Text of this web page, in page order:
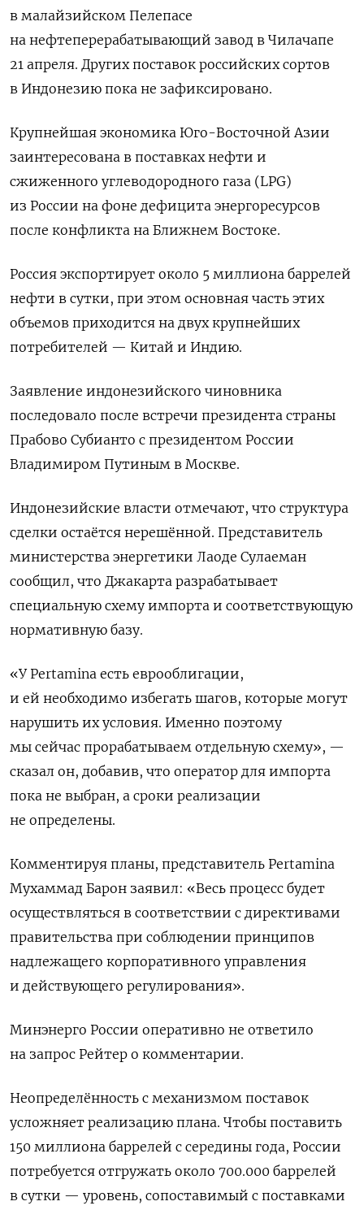
в малайзийском ​Пелепасе
на ⁠нефтеперерабатывающий завод в Чилачапе
21 апреля. Других поставок российских сортов
в Индонезию ‌пока не зафиксировано.
Крупнейшая экономика Юго-Восточной Азии
заинтересована в поставках нефти ‌и
сжиженного углеводородного газа (LPG)
из России на фоне дефицита энергоресурсов
после конфликта на Ближнем Востоке.
Россия экспортирует около 5 ​миллиона баррелей
нефти в сутки, при этом основная часть этих
объемов приходится на двух крупнейших
потребителей — ‌Китай и Индию.
Заявление индонезийского чиновника
последовало после встречи президента страны
Прабово Субианто с президентом России
Владимиром ​Путиным в Москве.
Индонезийские власти отмечают, что структура
сделки остаётся нерешённой. Представитель
министерства энергетики Лаоде Сулаеман
сообщил, что ‌Джакарта разрабатывает
специальную схему импорта и соответствующую
нормативную базу.
«У Pertamina есть еврооблигации,
и ей необходимо избегать шагов, которые могут
нарушить их условия. Именно поэтому
мы сейчас прорабатываем отдельную схему», — ​
сказал он, добавив, что оператор для ​импорта
пока не выбран, ‌а сроки реализации
не определены.
Комментируя планы, представитель Pertamina
Мухаммад Барон заявил: «Весь процесс будет
осуществляться в соответствии ​с директивами
правительства при соблюдении принципов
надлежащего корпоративного управления
и действующего регулирования».
Минэнерго России оперативно не ответило
на запрос Рейтер о комментарии.
Неопределённость с механизмом поставок
усложняет реализацию плана. Чтобы поставить
150 миллиона баррелей с середины года, России
потребуется отгружать около 700.000 баррелей
в сутки — уровень, сопоставимый с поставками